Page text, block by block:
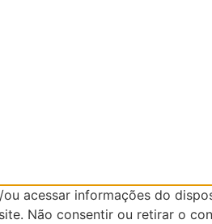
acessar informações do
Não consentir ou retirar o